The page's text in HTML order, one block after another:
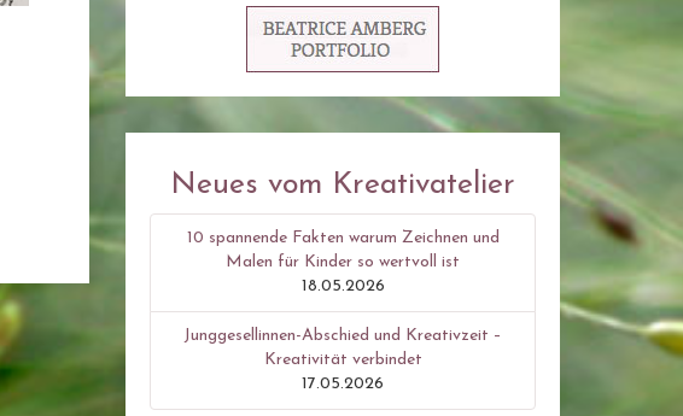
Neues vom Kreativatelier
10 spannende Fakten warum Zeichnen und
Malen für Kinder so wertvoll ist
18.05.2026
Junggesellinnen-Abschied und Kreativzeit –
Kreativität verbindet
17.05.2026